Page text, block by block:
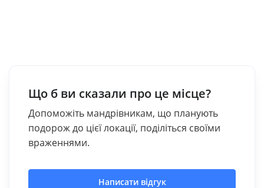
Що б ви сказали про це місце?
Допоможіть мандрівникам, що планують
подорож до цієї локації, поділіться своїми
враженнями.
Написати відгук